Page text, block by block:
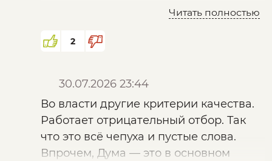
финансовых, требуют несколько иного
Скорее всего Верховный
агентов иностранных разведок в
законодательном органе, откуда
привносятся законы, по которым мы
живём потом.
Читать полностью
2
30.07.2026 23:44
Во власти другие критерии качества.
Работает отрицательный отбор. Так
что это всё чепуха и пустые слова.
Впрочем, Дума — это в основном